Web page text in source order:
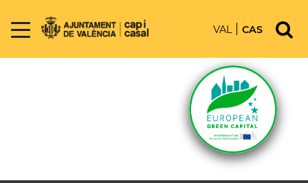
VAL CAS